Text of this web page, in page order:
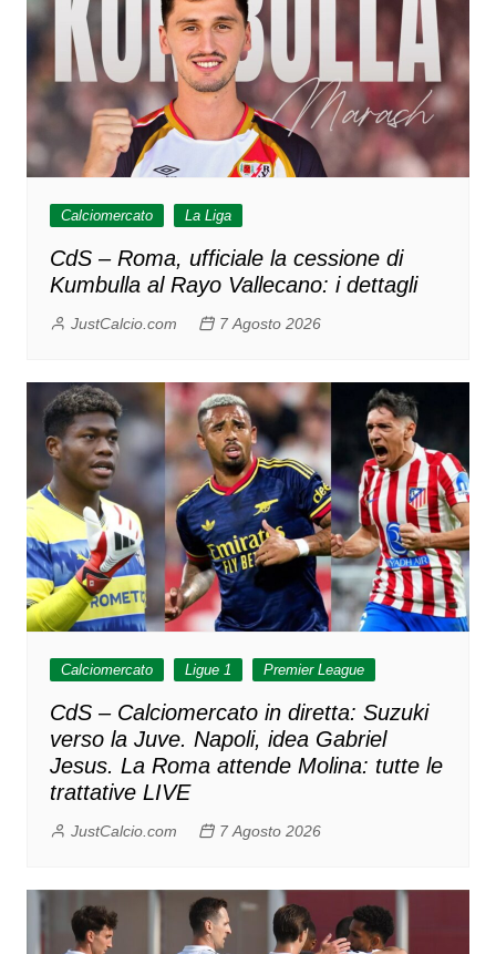
Calciomercato La Liga
CdS – Roma, ufficiale la cessione di
Kumbulla al Rayo Vallecano: i dettagli
JustCalcio.com 7 Agosto 2026
Calciomercato Ligue 1 Premier League
CdS – Calciomercato in diretta: Suzuki
verso la Juve. Napoli, idea Gabriel
Jesus. La Roma attende Molina: tutte le
trattative LIVE
JustCalcio.com 7 Agosto 2026